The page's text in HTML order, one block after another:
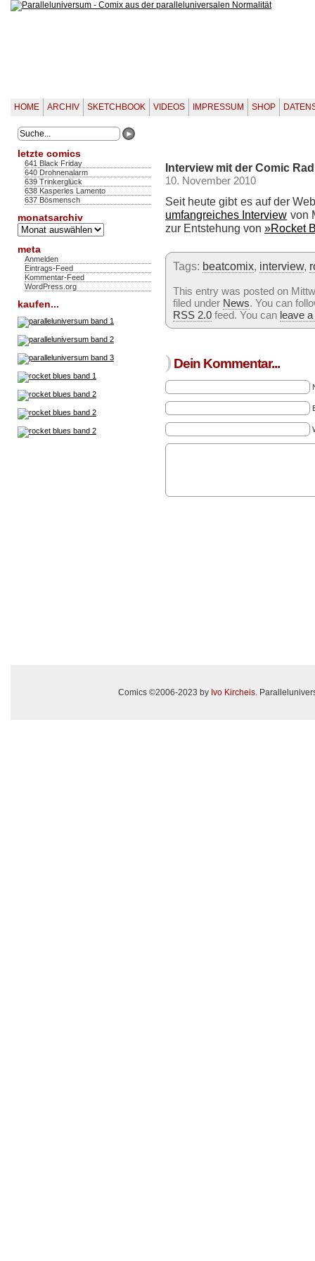
HOME ARCHIV SKETCHBOOK VIDEOS IMPRESSUM SHOP
letzte comics
641 Black Friday
640 Drohnenalarm
639 Trinkerglück
638 Kasperles Lamento
637 Bösmensch
monatsarchiv
Monatsarchiv
meta
Anmelden
Eintrags-Feed
Kommentar-Feed
WordPress.org
kaufen...
Interview mit der Comic
10. November 2010
Seit heute gibt es auf der
umfangreiches Interview von
zur Entstehung von »Rocket
Tags: beatcomix, interview,
This entry was posted on
filed under News. You can
RSS 2.0 feed. You can leave
) Dein Kommentar...
Comics ©2006-2023 by Ivo Kircheis.